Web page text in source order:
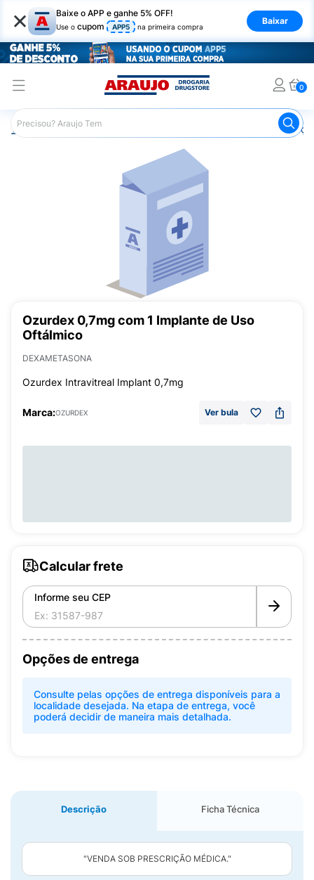
× Baixe o APP e ganhe 5% OFF!
Use o cupom APP5 na primeira compra
Baixar
0
Araujo Medicamentos Remédios para Alergias e
Ozurdex 0,7mg com 1 Implante de Uso
Oftálmico
DEXAMETASONA
Ozurdex Intravitreal Implant 0,7mg
Marca:OZURDEX Ver bula
Calcular frete
Informe seu CEP
Opções de entrega
Consulte pelas opções de entrega disponíveis para a
localidade desejada. Na etapa de entrega, você
poderá decidir de maneira mais detalhada.
Descrição Ficha Técnica
"VENDA SOB PRESCRIÇÃO MÉDICA."